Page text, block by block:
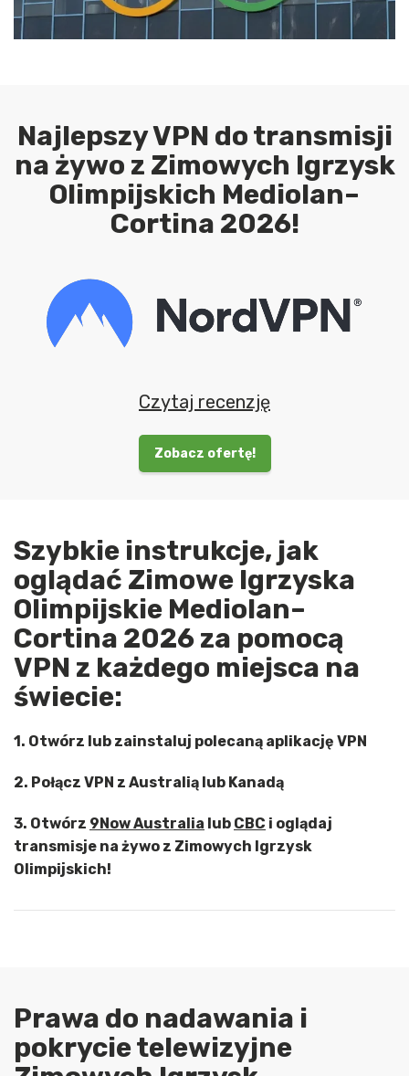
Najlepszy VPN do transmisji
na żywo z Zimowych Igrzysk
Olimpijskich Mediolan–
Cortina 2026!
Czytaj recenzję
Zobacz ofertę!
Szybkie instrukcje, jak
oglądać Zimowe Igrzyska
Olimpijskie Mediolan–
Cortina 2026 za pomocą
VPN z każdego miejsca na
świecie:
1. Otwórz lub zainstaluj polecaną aplikację VPN
2. Połącz VPN z Australią lub Kanadą
3. Otwórz 9Now Australia lub CBC i oglądaj
transmisje na żywo z Zimowych Igrzysk
Olimpijskich!
Prawa do nadawania i
pokrycie telewizyjne